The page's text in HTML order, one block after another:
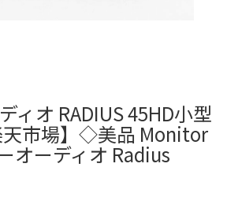
ィオ RADIUS 45HD小型
天市場】◇美品 Monitor
オーディオ Radius